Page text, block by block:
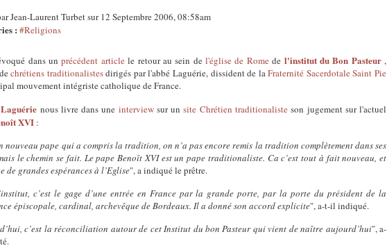
Jean-Laurent Turbet sur 12 Septembre 2006, 08:58am
: #Religions
dans unprécédent articlele retour au sein del'église de Romede l'institut du Bon Pasteur,
chrétiens traditionalistesdirigés par l'abbé Laguérie, dissident de laFraternité Sacerdotale Saint Pie
mouvement intégriste catholique de France.
nous livre dans une interviewsur unsite Chrétien traditionalisteson jugement sur l'actuel
XVI :
nouveau pape qui a compris la tradition, on n’a pas encore remis la tradition complètement dans ses
le chemin se fait. Le pape Benoît XVI est un pape traditionaliste. Ca c’est tout à fait nouveau, et
de grandes espérances à l’Eglise", a indiqué le prêtre.
c’est le gage d’une entrée en France par la grande porte, par la porte du président de la
épiscopale, cardinal, archevêque de Bordeaux. Il a donné son accord explicite", a-t-il indiqué.
c’est la réconciliation autour de cet Institut du bon Pasteur qui vient de naître aujourd’hui", a-